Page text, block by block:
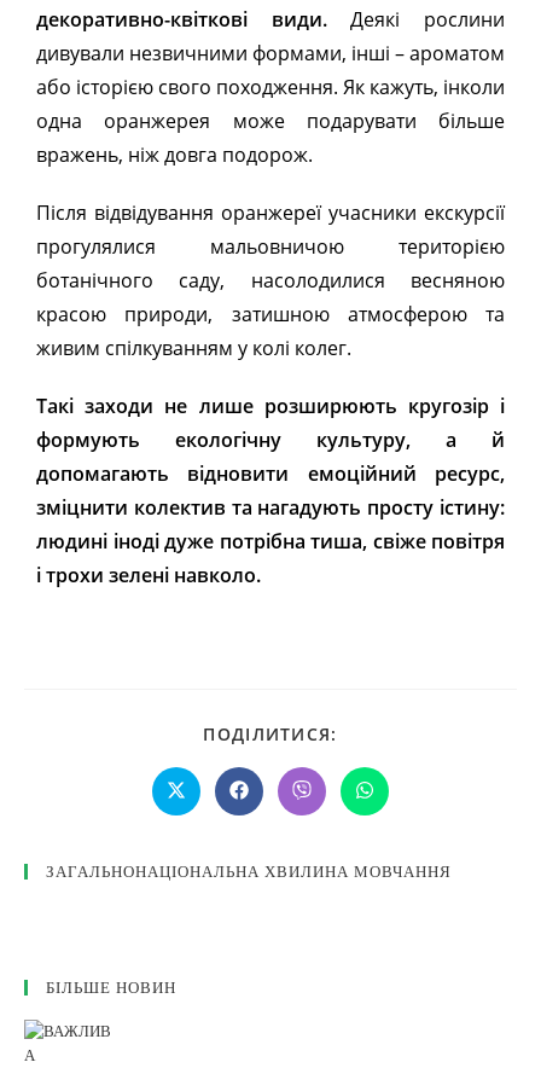
декоративно-квіткові види.Деякі рослини
дивували незвичними формами, інші – ароматом
або історією свого походження. Як кажуть, інколи
одна оранжерея може подарувати більше
вражень, ніж довга подорож.
Після відвідування оранжереї учасники екскурсії
прогулялися мальовничою територією
ботанічного саду, насолодилися весняною
красою природи, затишною атмосферою та
живим спілкуванням у колі колег.
Такі заходи не лише розширюють кругозір і
формують екологічну культуру, а й
допомагають відновити емоційний ресурс,
зміцнити колектив та нагадують просту істину:
людині іноді дуже потрібна тиша, свіже повітря
і трохи зелені навколо.
ПОДІЛИТИСЯ:
ЗАГАЛЬНОНАЦІОНАЛЬНА ХВИЛИНА МОВЧАННЯ
БІЛЬШЕ НОВИН